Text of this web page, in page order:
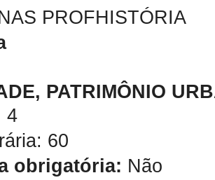
PROFHISTÓRIA
PATRIMÔNIO
4
60
obrigatória: Não